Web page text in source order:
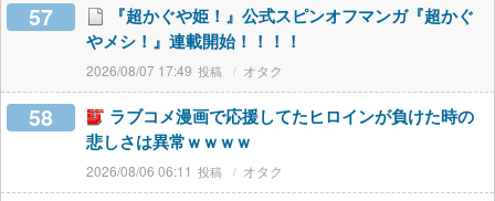
57
『超かぐや姫！』公式スピンオフマンガ『超かぐ
やメシ！』連載開始！！！！
2026/08/07 17:49 オタク
58
ラブコメ漫画で応援してたヒロインが負けた時の
悲しさは異常ｗｗｗｗ
2026/08/06 06:11 オタク